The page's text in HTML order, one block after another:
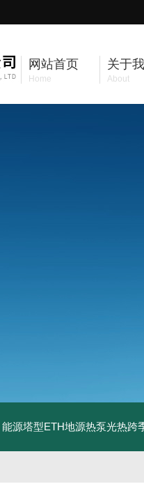
网站首页
Home
关于
About
能源塔型ETH地源热泵光热跨